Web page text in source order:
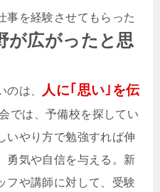
事を経験させてもらった
が広がったと思
は、
人に｢思い｣を伝
では、予備校を探してい
いやり方で勉強すれば伸
勇気や自信を与える。新
フや講師に対して、受験